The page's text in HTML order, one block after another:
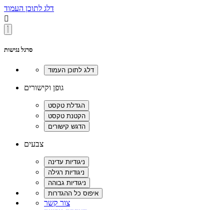
דלג לתוכן העמוד

סרגל נגישות
גופן וקישורים
צבעים
צור קשר